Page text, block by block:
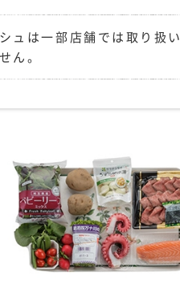
ュは一部店舗では取り扱い
ん。